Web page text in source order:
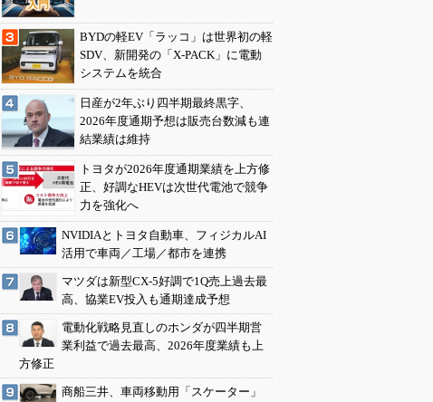
BYDの軽EV「ラッコ」は世界初の軽
SDV、新開発の「X-PACK」に電動
システムを統合
日産が2年ぶり四半期最終黒字、
2026年度通期予想は販売台数減も連
結業績は維持
トヨタが2026年度通期業績を上方修
正、好調なHEVは次世代電池で競争
力を強化へ
NVIDIAとトヨタ自動車、フィジカルAI
活用で車両／工場／都市を連携
マツダは新型CX-5好調で1Q売上過去最
高、協業EV投入も通期達成予想
電動化戦略見直しのホンダが四半期営
業利益で過去最高、2026年度業績も上
方修正
商船三井、車両移動用「スケーター」